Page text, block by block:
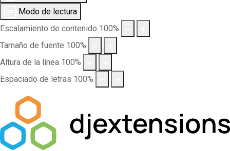
Modo de lectura
Escalamiento de contenido 100%
Tamaño de fuente 100%
Altura de la línea 100%
Espaciado de letras 100%